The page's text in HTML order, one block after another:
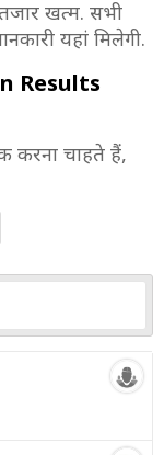
खत्म. सभी
यहां मिलेगी.
Results
करना चाहते हैं,